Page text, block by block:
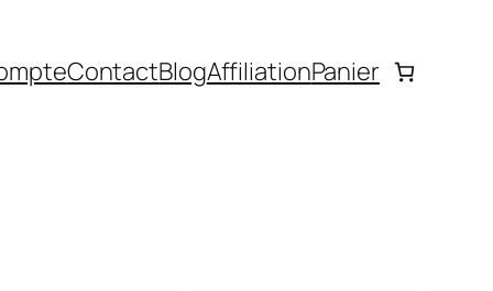
ContactBlogAffiliationPanier